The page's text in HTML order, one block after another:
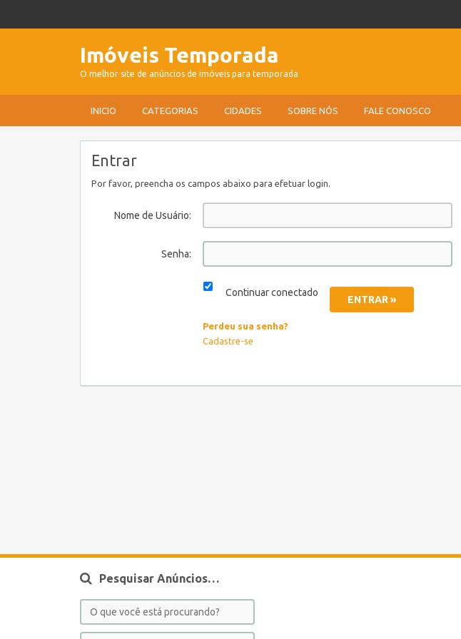
Imóveis Temporada
O melhor site de anúncios de imóveis para temporada
INICIO CATEGORIAS CIDADES SOBRE NÓS FALE CONOSCO
Entrar
Por favor, preencha os campos abaixo para efetuar login.
Nome de Usuário:
Senha:
Continuar conectado
Perdeu sua senha?
Cadastre-se
Pesquisar Anúncios…